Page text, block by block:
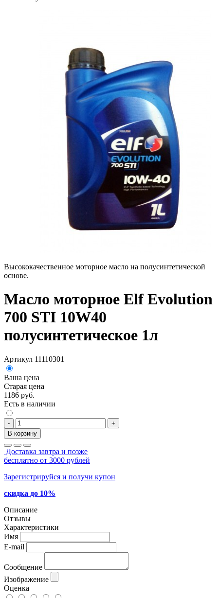
Высококачественное моторное масло на полусинтетической
основе.
Масло моторное Elf Evolution
700 STI 10W40
полусинтетическое 1л
Артикул 11110301
Ваша цена
Старая цена
1186 руб.
Есть в наличии
-
+
В корзину
Доставка завтра и позже
бесплатно от 3000 рублей
Зарегистрируйся и получи купон
скидка до 10%
Описание
Отзывы
Характеристики
Имя
E-mail
Сообщение
Изображение
Оценка